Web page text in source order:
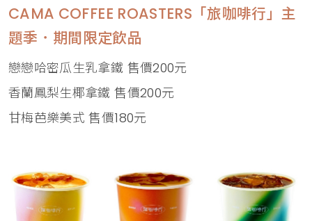
CAMA COFFEE ROASTERS「旅咖啡行」主
題季．期間限定飲品
戀戀哈密瓜生乳拿鐵 售價200元
香蘭鳳梨生椰拿鐵 售價200元
甘梅芭樂美式 售價180元